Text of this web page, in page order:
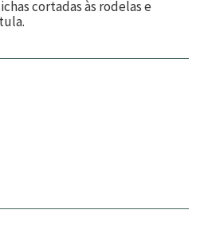
cortadas às rodelas e